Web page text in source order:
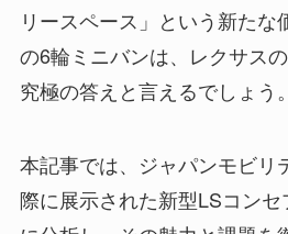
リースペース」という新たな
の6輪ミニバンは、レクサス
究極の答えと言えるでしょう。
本記事では、ジャパンモビリ
際に展示された新型LSコン